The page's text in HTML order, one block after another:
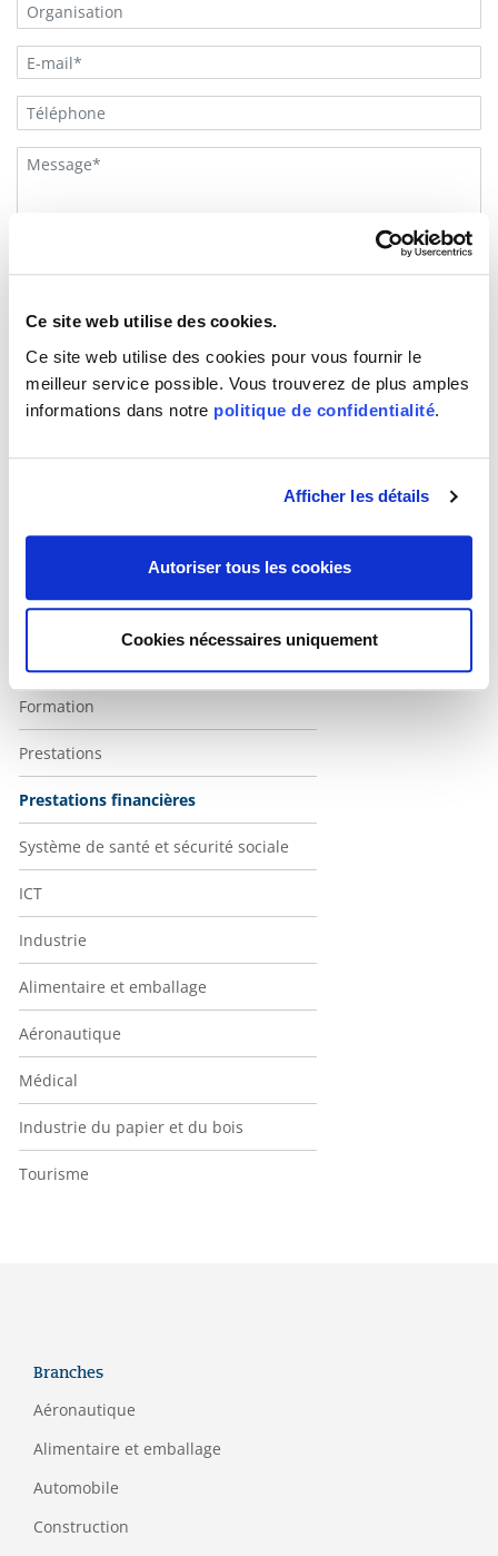
Ce site web utilise des cookies.
Ce site web utilise des cookies pour vous fournir le
meilleur service possible. Vous trouverez de plus amples
informations dans notre politique de confidentialité.
Afficher les détails
Autoriser tous les cookies
Cookies nécessaires uniquement
Unternavigaton Weiss
Rail et transports publics
Formation
Prestations
Prestations financières
Système de santé et sécurité sociale
ICT
Industrie
Alimentaire et emballage
Aéronautique
Médical
Industrie du papier et du bois
Tourisme
Branches
Aéronautique
Alimentaire et emballage
Automobile
Construction